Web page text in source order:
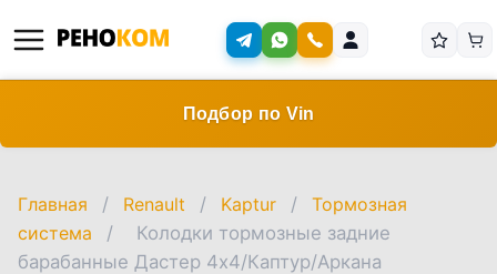
Подбор по Vin
Главная / Renault / Kaptur /
Тормозная
система
/
Колодки тормозные задние
барабанные Дастер 4x4/Каптур/Аркана